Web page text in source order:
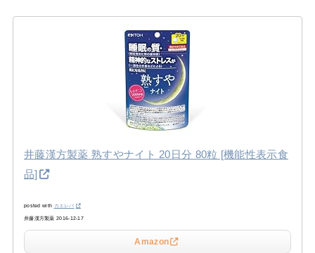
井藤漢方製薬 熟すやナイト 20日分 80粒 [機能性表示食
品]
posted with カエレバ
井藤漢方製薬 2016-12-17
Amazon